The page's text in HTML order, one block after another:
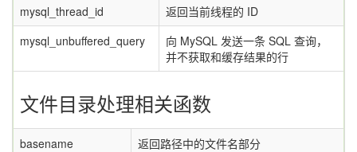
mysql_thread_id
返回当前线程的 ID
mysql_unbuffered_query
向 MySQL 发送一条 SQL 查询，
并不获取和缓存结果的行
文件目录处理相关函数
basename
返回路径中的文件名部分